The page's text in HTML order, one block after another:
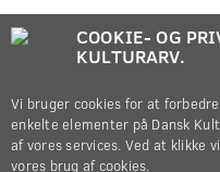
COOKIE- OG
KULTURARV.
Vi bruger cookies for at
enkelte elementer på Dansk
af vores services. Ved at klikke
vores brug af cookies.